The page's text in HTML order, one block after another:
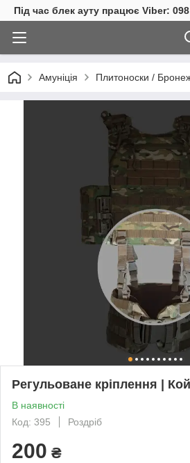
Під час блек ауту працює Viber:
Амуніція Плитоноски /
Регульоване кріплення |
В наявності
Код: 395
Роздріб
200 ₴